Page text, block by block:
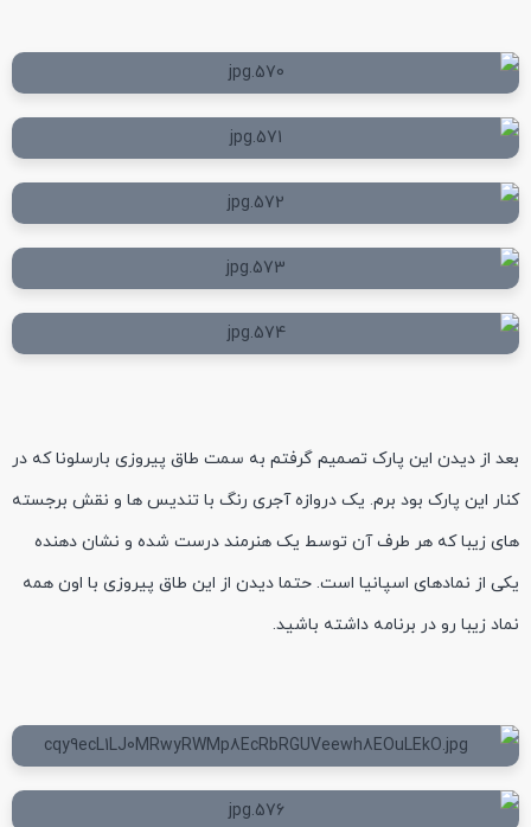
بعد از دیدن این پارک تصمیم گرفتم به سمت طاق پیروزی بارسلونا که در
کنار این پارک بود برم. یک دروازه آجری رنگ با تندیس ها و نقش برجسته
های زیبا که هر طرف آن توسط یک هنرمند درست شده و نشان دهنده
یکی از نمادهای اسپانیا است. حتما دیدن از این طاق پیروزی با اون همه
نماد زیبا رو در برنامه داشته باشید.